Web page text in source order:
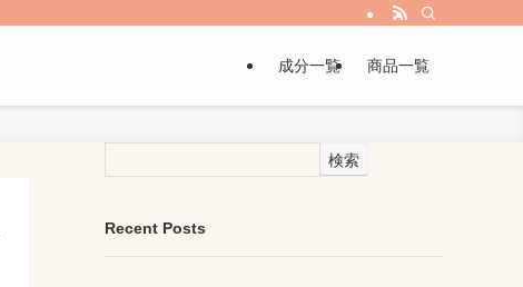
成分一覧 商品一覧
検索
Recent Posts